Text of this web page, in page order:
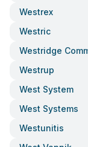
Westrex
Westric
Westridge
Westrup
West System
West Systems
Westunitis